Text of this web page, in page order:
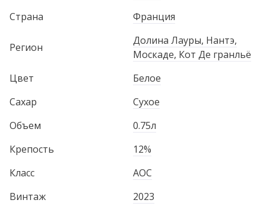
Страна
Франция
Регион
Долина Лауры, Нантэ,
Москаде, Кот Де гранльё
Цвет
Белое
Сахар
Сухое
Объем
0.75л
Крепость
12%
Класс
AOC
Винтаж
2023